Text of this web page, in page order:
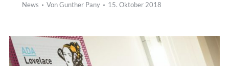
News VonGunther Pany 15. Oktober 2018